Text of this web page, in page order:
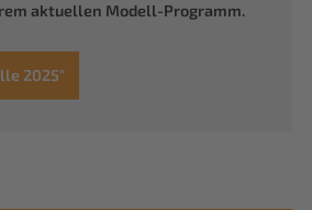
aktuellen Modell-Programm.
2025"